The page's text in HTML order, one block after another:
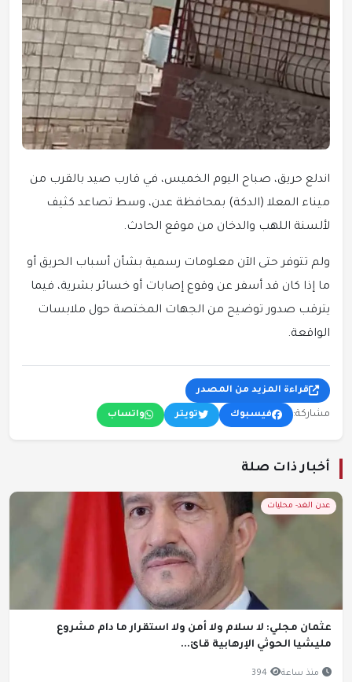
اندلع حريق، صباح اليوم الخميس، في قارب صيد بالقرب من
ميناء المعلا (الدكة) بمحافظة عدن، وسط تصاعد كثيف
لألسنة اللهب والدخان من موقع الحادث.
ولم تتوفر حتى الآن معلومات رسمية بشأن أسباب الحريق أو
ما إذا كان قد أسفر عن وقوع إصابات أو خسائر بشرية، فيما
يترقب صدور توضيح من الجهات المختصة حول ملابسات
الواقعة.
قراءة المزيد من المصدر
مشاركة: فيسبوك تويتر واتساب
أخبار ذات صلة
عدن الغد- محليات
عثمان مجلي: لا سلام ولا أمن ولا استقرار ما دام مشروع
مليشيا الحوثي الإرهابية قائ...
منذ ساعة 394